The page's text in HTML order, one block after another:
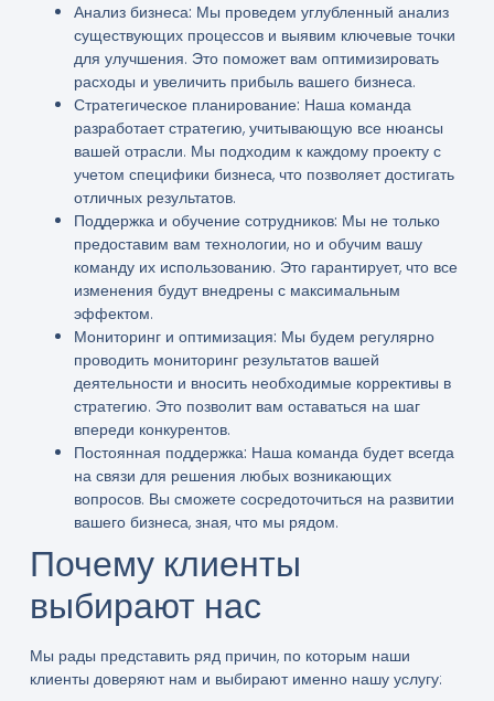
Анализ бизнеса: Мы проведем углубленный анализ
существующих процессов и выявим ключевые точки
для улучшения. Это поможет вам оптимизировать
расходы и увеличить прибыль вашего бизнеса.
Стратегическое планирование: Наша команда
разработает стратегию, учитывающую все нюансы
вашей отрасли. Мы подходим к каждому проекту с
учетом специфики бизнеса, что позволяет достигать
отличных результатов.
Поддержка и обучение сотрудников: Мы не только
предоставим вам технологии, но и обучим вашу
команду их использованию. Это гарантирует, что все
изменения будут внедрены с максимальным
эффектом.
Мониторинг и оптимизация: Мы будем регулярно
проводить мониторинг результатов вашей
деятельности и вносить необходимые коррективы в
стратегию. Это позволит вам оставаться на шаг
впереди конкурентов.
Постоянная поддержка: Наша команда будет всегда
на связи для решения любых возникающих
вопросов. Вы сможете сосредоточиться на развитии
вашего бизнеса, зная, что мы рядом.
Почему клиенты
выбирают нас
Мы рады представить ряд причин, по которым наши
клиенты доверяют нам и выбирают именно нашу услугу: